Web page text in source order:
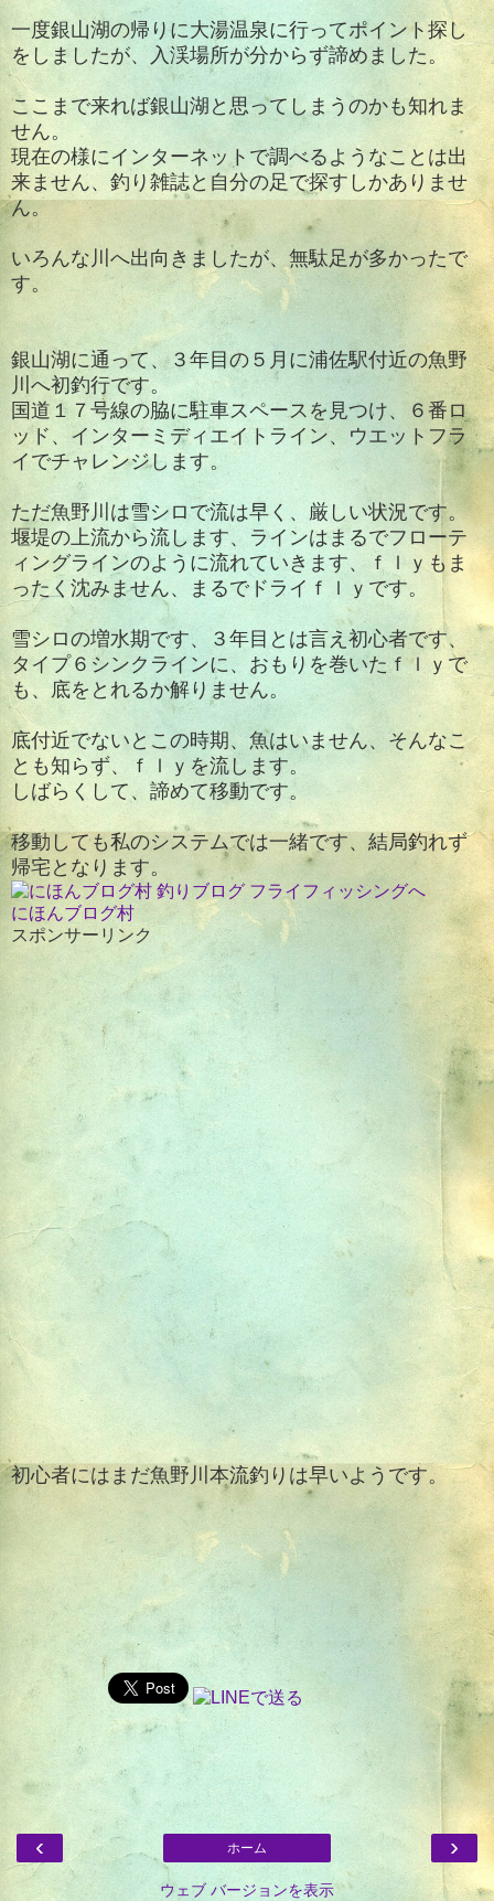
一度銀山湖の帰りに大湯温泉に行ってポイント探し
をしましたが、入渓場所が分からず諦めました。
ここまで来れば銀山湖と思ってしまうのかも知れま
せん。
現在の様にインターネットで調べるようなことは出
来ません、釣り雑誌と自分の足で探すしかありませ
ん。
いろんな川へ出向きましたが、無駄足が多かったで
す。
銀山湖に通って、３年目の５月に浦佐駅付近の魚野
川へ初釣行です。
国道１７号線の脇に駐車スペースを見つけ、６番ロ
ッド、インターミディエイトライン、ウエットフラ
イでチャレンジします。
ただ魚野川は雪シロで流は早く、厳しい状況です。
堰堤の上流から流します、ラインはまるでフローテ
ィングラインのように流れていきます、ｆｌｙもま
ったく沈みません、まるでドライｆｌｙです。
雪シロの増水期です、３年目とは言え初心者です、
タイプ６シンクラインに、おもりを巻いたｆｌｙで
も、底をとれるか解りません。
底付近でないとこの時期、魚はいません、そんなこ
とも知らず、ｆｌｙを流します。
しばらくして、諦めて移動です。
移動しても私のシステムでは一緒です、結局釣れず
帰宅となります。
にほんブログ村
スポンサーリンク
初心者にはまだ魚野川本流釣りは早いようです。
‹ ›
ホーム
ウェブ バージョンを表示